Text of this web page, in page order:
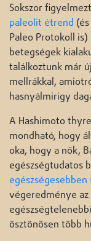
Sokszor
paleolit étrend
Paleo Protokoll
betegségek
találkoztunk már
mellrákkal,
hasnyálmirigy
A Hashimoto
mondható, hogy
oka, hogy a nők,
egészségtudatos
végeredménye
ösztönösen több